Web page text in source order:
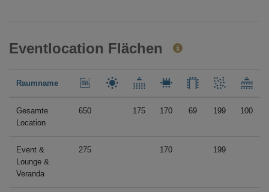
Eventlocation Flächen
Raumname
Gesamte
Location
650 175 170 69 199 100
Event &
Lounge &
Veranda
275 170 199